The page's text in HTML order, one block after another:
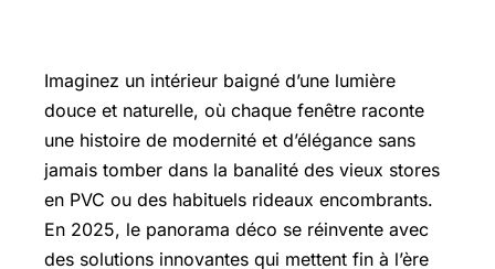
Imaginez un intérieur baigné d’une lumière
douce et naturelle, où chaque fenêtre raconte
une histoire de modernité et d’élégance sans
jamais tomber dans la banalité des vieux stores
en PVC ou des habituels rideaux encombrants.
En 2025, le panorama déco se réinvente avec
des solutions innovantes qui mettent fin à l’ère